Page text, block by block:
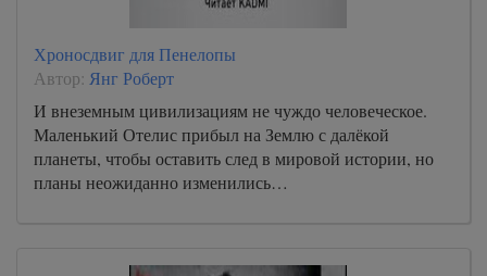
Хроносдвиг для Пенелопы
Автор: Янг Роберт
И внеземным цивилизациям не чуждо человеческое.
Маленький Отелис прибыл на Землю с далёкой
планеты, чтобы оставить след в мировой истории, но
планы неожиданно изменились…